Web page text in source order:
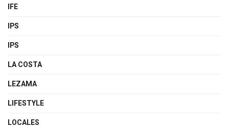
IFE
IPS
IPS
LA COSTA
LEZAMA
LIFESTYLE
LOCALES